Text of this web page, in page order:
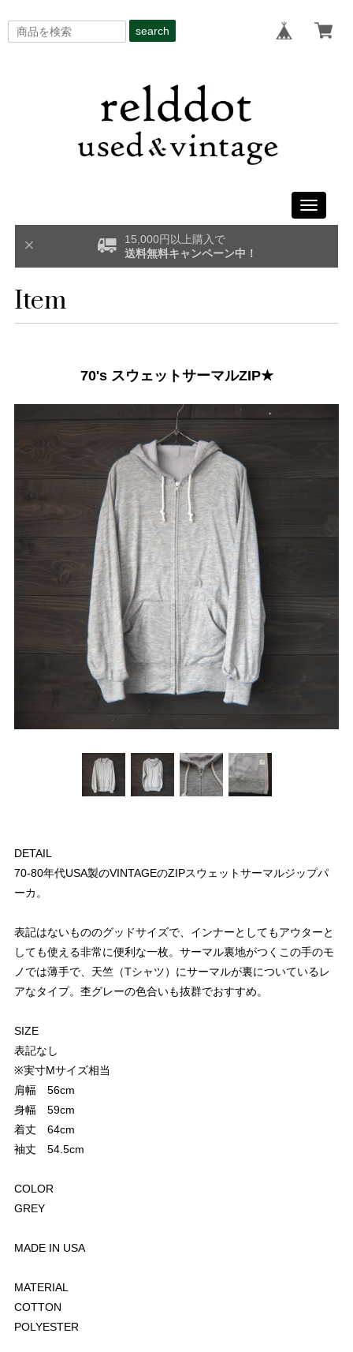
search
Toggle
15,000円以上購入で
送料無料キャンペーン中！
Item
70's スウェットサーマルZIP★
DETAIL
70-80年代USA製のVINTAGEのZIPスウェットサーマルジップパ
ーカ。
表記はないもののグッドサイズで、インナーとしてもアウターと
しても使える非常に便利な一枚。サーマル裏地がつくこの手のモ
ノでは薄手で、天竺（Tシャツ）にサーマルが裏についているレ
アなタイプ。杢グレーの色合いも抜群でおすすめ。
SIZE
表記なし
※実寸Mサイズ相当
肩幅 56cm
身幅 59cm
着丈 64cm
袖丈 54.5cm
COLOR
GREY
MADE IN USA
MATERIAL
COTTON
POLYESTER